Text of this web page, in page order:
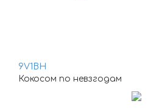
9V1BH
Кокосом по невзгодам